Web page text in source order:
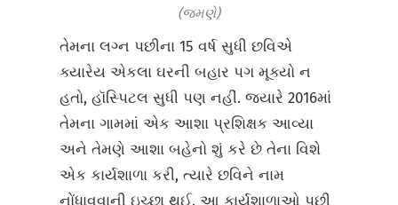
(જમણે)
તેમના લગ્ન પછીના 15 વર્ષ સુધી છવિએ
ક્યારેય એકલા ઘરની બહાર પગ મૂક્યો ન
હતો, હૉસ્પિટલ સુધી પણ નહીં. જ્યારે 2016માં
તેમના ગામમાં એક આશા પ્રશિક્ષક આવ્યા
અને તેમણે આશા બહેનો શું કરે છે તેના વિશે
એક કાર્યશાળા કરી, ત્યારે છવિને નામ
નોંધાવવાની ઇચ્છા થઈ. આ કાર્યશાળાઓ પછી